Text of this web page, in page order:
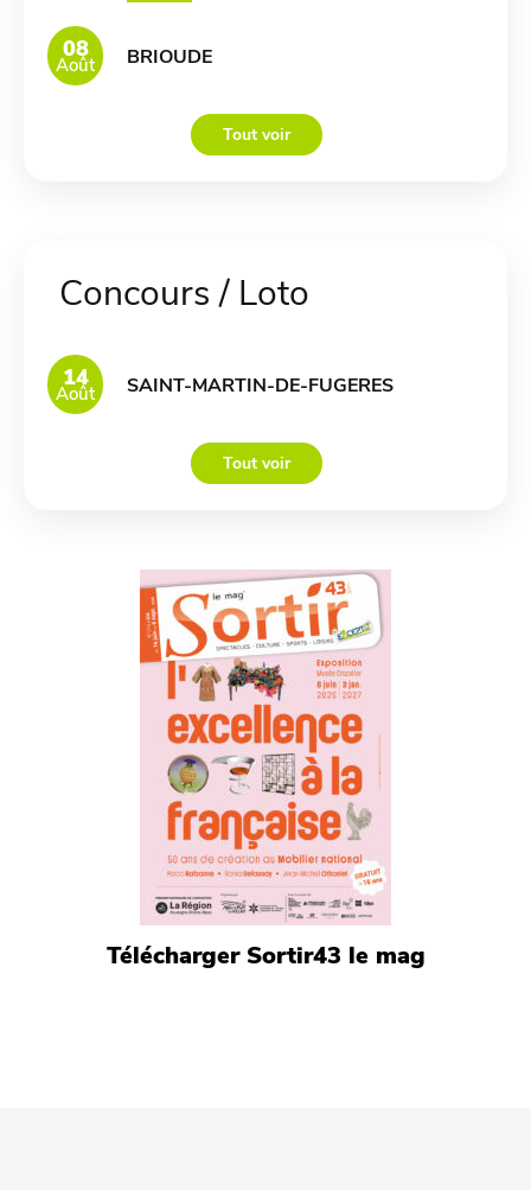
08
Août BRIOUDE
Tout voir
Concours / Loto
14
Août SAINT-MARTIN-DE-FUGERES
Tout voir
Télécharger Sortir43 le mag